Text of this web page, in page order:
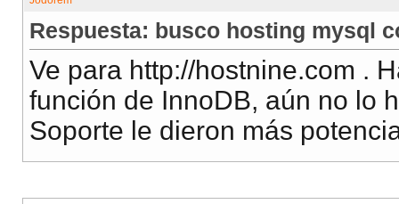
Respuesta: busco hosting mysql
Ve para http://hostnine.com .
función de InnoDB, aún no lo
Soporte le dieron más